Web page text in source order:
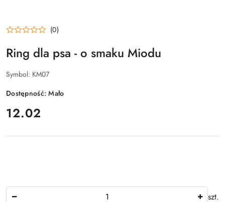
(0)
Ring dla psa - o smaku Miodu
Symbol: KM07
Dostępność:Mało
cena:
12.02
szt.